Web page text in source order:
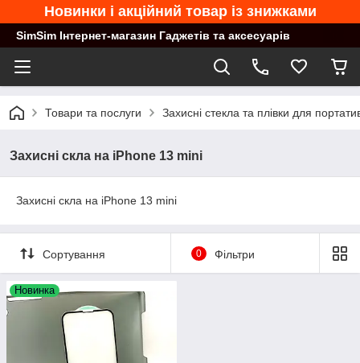
Новинки і акційний товар із знижками
SimSim Інтернет-магазин Гаджетів та аксесуарів
Товари та послуги Захисні стекла та плівки для
Захисні скла на iPhone 13 mini
Захисні скла на iPhone 13 mini
Сортування 0 Фільтри
Новинка